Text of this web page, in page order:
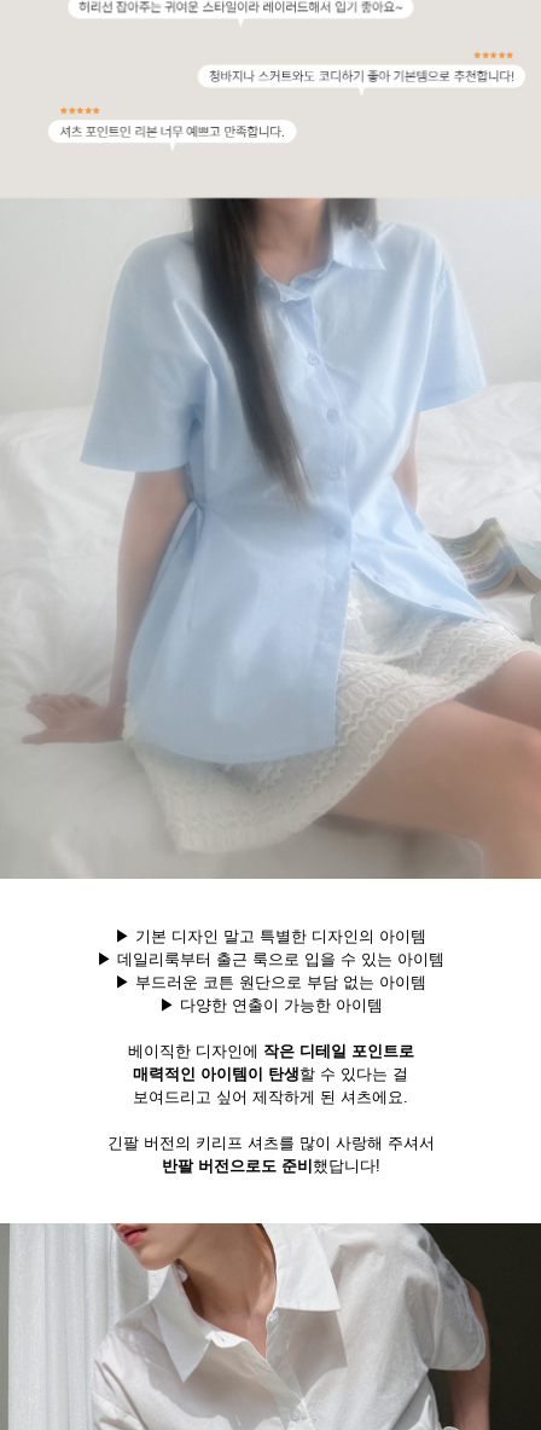
▶ 기본 디자인 말고 특별한 디자인의 아이템
▶ 데일리룩부터 출근 룩으로 입을 수 있는 아이템
▶ 부드러운 코튼 원단으로 부담 없는 아이템
▶ 다양한 연출이 가능한 아이템
베이직한 디자인에 작은 디테일 포인트로
매력적인 아이템이 탄생할 수 있다는 걸
보여드리고 싶어 제작하게 된 셔츠에요.
긴팔 버전의 키리프 셔츠를 많이 사랑해 주셔서
반팔 버전으로도 준비했답니다!